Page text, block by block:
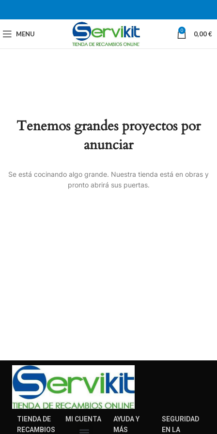
MENU 0 0,00€
Tenemos grandes proyectos por
anunciar
Se está cocinando algo grande. Nuestra tienda está en obras y
pronto abrirá sus puertas.
TIENDA DE
RECAMBIOS
MI CUENTA
AYUDA Y
MÁS
SEGURIDAD
EN LA